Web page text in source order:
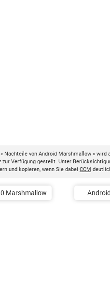
Nachteile von Android Marshmallow » wird
zur Verfügung gestellt. Unter
und kopieren, wenn Sie dabei CCM
Marshmallow